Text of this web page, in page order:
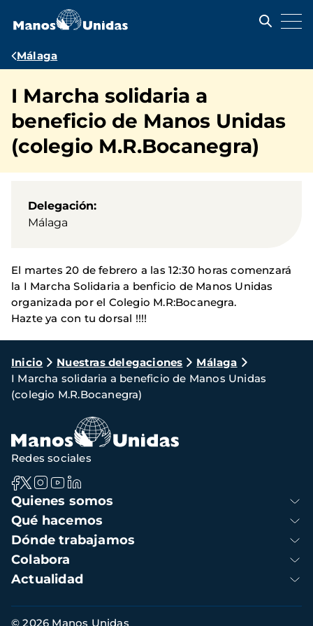
contenido
Ruta
navegación
Málaga
I Marcha solidaria a
beneficio de Manos Unidas
(colegio M.R.Bocanegra)
Delegación
Málaga
El martes 20 de febrero a las 12:30 horas comenzará
la I Marcha Solidaria a benficio de Manos Unidas
organizada por el Colegio M.R:Bocanegra.
Hazte ya con tu dorsal !!!!
Ruta
de
navegación
Inicio Nuestras delegaciones
Málaga
I Marcha solidaria a beneficio de Manos Unidas
(colegio M.R.Bocanegra)
Navegación
principal
Quienes somos
Qué hacemos
Dónde trabajamos
Colabora
Actualidad
Redes sociales
Información
© 2026 Manos Unidas